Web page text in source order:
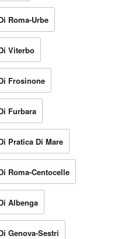
Roma-Urbe
Viterbo
Frosinone
Furbara
Pratica Di Mare
Roma-Centocelle
Albenga
Genova-Sestri